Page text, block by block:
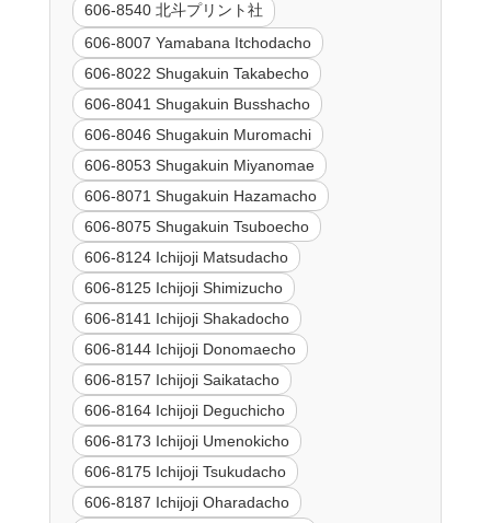
606-8540 北斗プリント社
606-8007 Yamabana Itchodacho
606-8022 Shugakuin Takabecho
606-8041 Shugakuin Busshacho
606-8046 Shugakuin Muromachi
606-8053 Shugakuin Miyanomae
606-8071 Shugakuin Hazamacho
606-8075 Shugakuin Tsuboecho
606-8124 Ichijoji Matsudacho
606-8125 Ichijoji Shimizucho
606-8141 Ichijoji Shakadocho
606-8144 Ichijoji Donomaecho
606-8157 Ichijoji Saikatacho
606-8164 Ichijoji Deguchicho
606-8173 Ichijoji Umenokicho
606-8175 Ichijoji Tsukudacho
606-8187 Ichijoji Oharadacho